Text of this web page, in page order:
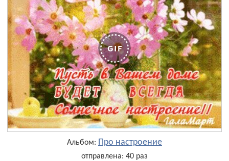
Альбом: Про настроение
отправлена: 40 раз